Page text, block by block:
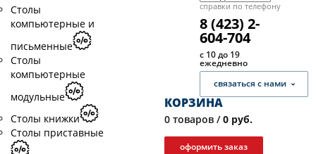
справки по телефону
8 (423) 2-
604-704
с 10 до 19
ежедневно
связаться с нами
КОРЗИНА
0 товаров / 0 руб.
оформить заказ
Столы
компьютерные и
письменные
Столы
компьютерные
модульные
Столы книжки
Столы приставные